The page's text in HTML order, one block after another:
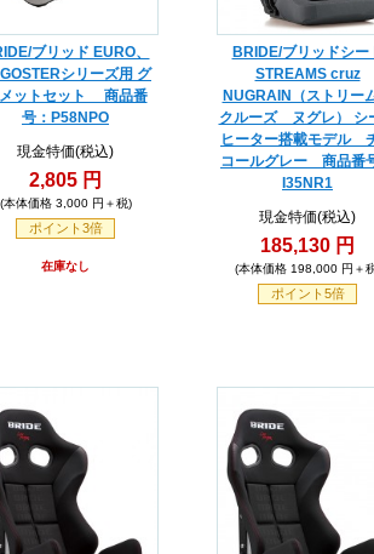
ブリッド EURO、
シリーズ用 グ
ットセット 商品番
号：P58NPO
現金特価(税込)
2,805 円
(本体価格 3,000 円＋税)
ポイント3倍
在庫なし
BRIDE/ブリッドシー
STREAMS cruz
NUGRAIN（ストリー
クルーズ ヌグレ） シ
ヒーター搭載モデル
コールグレー 商品番
I35NR1
現金特価(税込)
185,130 円
(本体価格 198,000 円＋
ポイント5倍